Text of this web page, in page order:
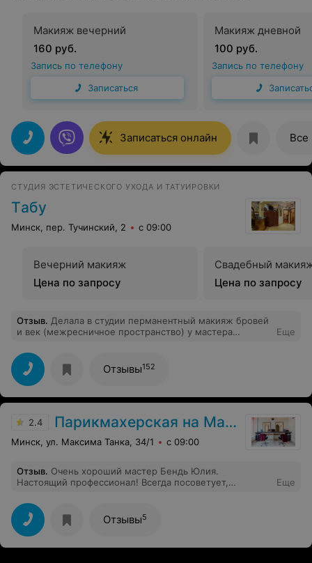
Макияж вечерний
160 руб.
Запись по телефону
Записаться
Макияж дневной
100 руб.
Запись по телефону
Записаться онлайн
СТУДИЯ ЭСТЕТИЧЕСКОГО УХОДА И ТАТУИРОВКИ
Tабу
Минск, пер. Тучинский, 2 с 09:00
Вечерний макияж
Цена по запросу
Свадебный
Цена по запросу
Отзыв. Делала в студии перманентный макияж бровей
и век (межресничное пространство) у мастера
Безболезненно, быстро и красиво!!! Рекомендую.
Отдельное спасибо администратору студии за
убедительность, доброжелательность и заботу о
клиентах!!! Так держать!
Еще
Отзывы152
2.4 Парикмахерская на Максима Танка
Минск, ул. Максима Танка, 34/1 с 09:00
Отзыв. Очень хороший мастер Бендь Юлия.
Настоящий профессионал! Всегда посоветует,
симпатичные, приятные люди. Накануне праздника 8
Марта я желаю всем женщинам, а Юлечке особенно -
нежности, тепла, надежды, любви! Ваш постоянный
клиент Алла.
Еще
Отзывы5